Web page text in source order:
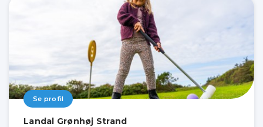
Se profil
Landal Grønhøj Strand